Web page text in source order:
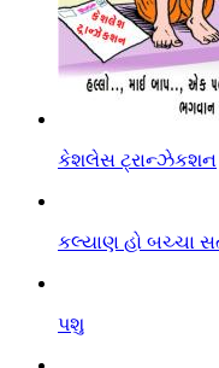
કેશલેસ ટ્રાન્ઝેકશન
કલ્યાણ હો બચ્ચા
પશુ